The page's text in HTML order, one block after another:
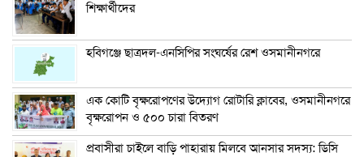
শিক্ষার্থীদের
হবিগঞ্জে ছাত্রদল-এনসিপির সংঘর্ষের রেশ ওসমানীনগরে
এক কোটি বৃক্ষরোপণের উদ্যোগ রোটারি ক্লাবের, ওসমানীনগরে
বৃক্ষরোপন ও ৫০০ চারা বিতরণ
প্রবাসীরা চাইলে বাড়ি পাহারায় মিলবে আনসার সদস্য: ডিসি